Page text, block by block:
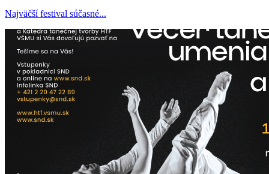
Najväčší festival súčasné...